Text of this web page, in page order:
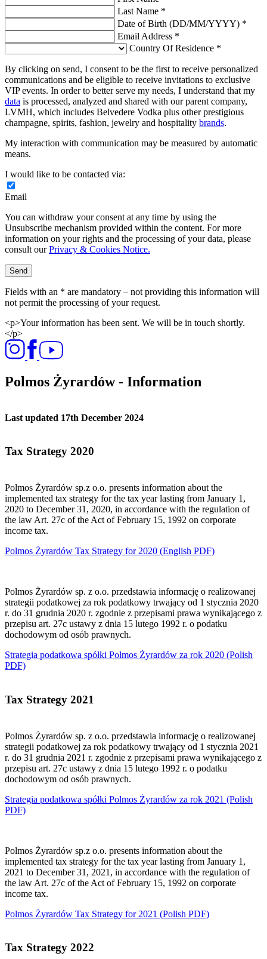
Last Name *
Date of Birth (DD/MM/YYYY) *
Email Address *
Country Of Residence *
By clicking on send, I consent to be the first to receive personalized
communications and be eligible to receive invitations to exclusive
VIP events. In order to better serve my needs, I understand that my
data is processed, analyzed and shared with our parent company,
LVMH, which includes Belvedere Vodka plus other prestigious
champagne, spirits, fashion, jewelry and hospitality brands.
My interaction with communication may be measured by automatic
means.
I would like to be contacted via:
Email
You can withdraw your consent at any time by using the
Unsubscribe mechanism provided within the content. For more
information on your rights and the processing of your data, please
consult ourPrivacy & Cookies Notice.
Send
Fields with an * are mandatory – not providing this information will
not permit the processing of your request.
<p>Your information has been sent. We will be in touch shortly.
</p>
Polmos Żyrardów - Information
Last updated 17th December 2024
Tax Strategy 2020
Polmos Żyrardów sp.z o.o. presents information about the
implemented tax strategy for the tax year lasting from January 1,
2020 to December 31, 2020, in accordance with the regulation of
the law Art. 27c of the Act of February 15, 1992 on corporate
income tax.
Polmos Żyrardów Tax Strategy for 2020 (English PDF)
Polmos Żyrardów sp. z o.o. przedstawia informację o realizowanej
strategii podatkowej za rok podatkowy trwający od 1 stycznia 2020
r. do 31 grudnia 2020 r. zgodnie z przepisami prawa wynikającego z
przepisu art. 27c ustawy z dnia 15 lutego 1992 r. o podatku
dochodowym od osób prawnych.
Strategia podatkowa spółki Polmos Żyrardów za rok 2020 (Polish
PDF)
Tax Strategy 2021
Polmos Żyrardów sp. z o.o. przedstawia informację o realizowanej
strategii podatkowej za rok podatkowy trwający od 1 stycznia 2021
r. do 31 grudnia 2021 r. zgodnie z przepisami prawa wynikającego z
przepisu art. 27c ustawy z dnia 15 lutego 1992 r. o podatku
dochodowym od osób prawnych.
Strategia podatkowa spółki Polmos Żyrardów za rok 2021 (Polish
PDF)
Polmos Żyrardów sp.z o.o. presents information about the
implemented tax strategy for the tax year lasting from January 1,
2021 to December 31, 2021, in accordance with the regulation of
the law Art. 27c of the Act of February 15, 1992 on corporate
income tax.
Polmos Żyrardów Tax Strategy for 2021 (Polish PDF)
Tax Strategy 2022